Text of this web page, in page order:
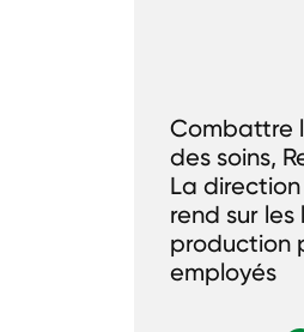
Combattre
des soins,
La direction
rend sur
production
employés